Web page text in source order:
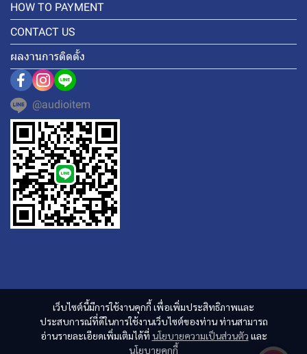
เว็บไซต์นี้มีการใช้งานคุกกี้ เพื่อเพิ่มประสิทธิภาพและ
ประสบการณ์ที่ดีในการใช้งานเว็บไซต์ของท่าน ท่านสามารถ
อ่านรายละเอียดเพิ่มเติมได้ที่ นโยบายความเป็นส่วนตัว และ
นโยบายคุกกี้
HOW TO PAYMENT
CONTACT US
ผลงานการติดตั้ง
@audioitem